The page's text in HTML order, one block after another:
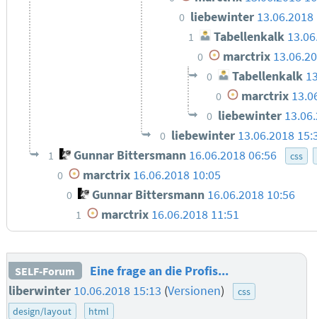
0 liebewinter 13.06.2018
1 Tabellenkalk
0 marctrix
0 Tabellenkalk
0 marctrix
0 liebewinter
0 liebewinter 13.06.2018
1 Gunnar Bittersmann 16.06.2018 06:56 css
0 marctrix 16.06.2018 10:05
0 Gunnar Bittersmann 16.06.2018 10:56
1 marctrix 16.06.2018 11:51
SELF-Forum
Eine frage an die Profis...
liberwinter 10.06.2018 15:13 (Versionen)
css
design/layout
html